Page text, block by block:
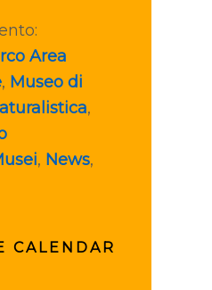
Area
, Museo di
,
, News,
CALENDAR